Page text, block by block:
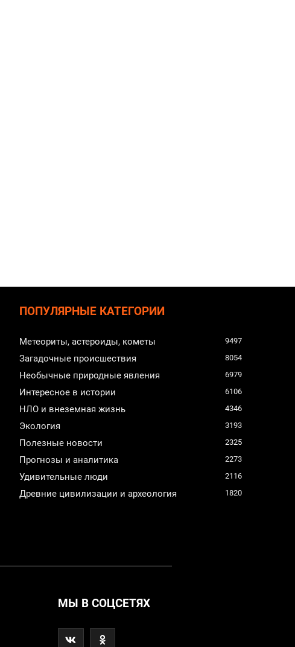
ПОПУЛЯРНЫЕ КАТЕГОРИИ
Метеориты, астероиды, кометы 9497
Загадочные происшествия 8054
Необычные природные явления 6979
Интересное в истории 6106
НЛО и внеземная жизнь 4346
Экология 3193
Полезные новости 2325
Прогнозы и аналитика 2273
Удивительные люди 2116
Древние цивилизации и археология 1820
МЫ В СОЦСЕТЯХ